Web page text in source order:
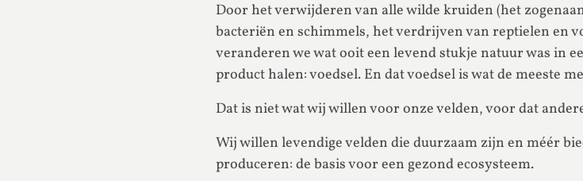
Door het verwijderen van alle wilde kruiden (het
bacteriën en schimmels, het verdrijven van reptielen en
veranderen we wat ooit een levend stukje natuur was in
product halen: voedsel. En dat voedsel is wat de meeste
Dat is niet wat wij willen voor onze velden, voor dat
Wij willen levendige velden die duurzaam zijn en méér
produceren: de basis voor een gezond ecosysteem.